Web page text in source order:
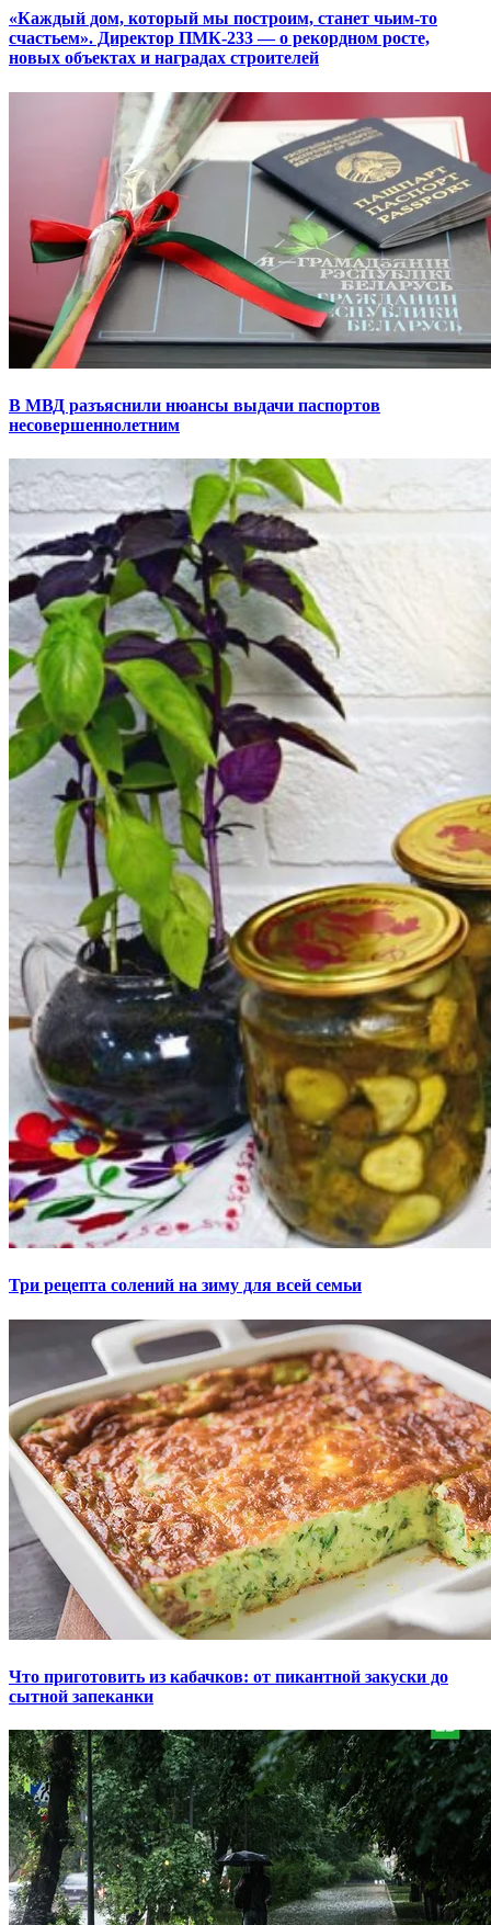
«Каждый дом, который мы построим, станет чьим-то
счастьем». Директор ПМК-233 — о рекордном росте,
новых объектах и наградах строителей
В МВД разъяснили нюансы выдачи паспортов
несовершеннолетним
Три рецепта солений на зиму для всей семьи
Что приготовить из кабачков: от пикантной закуски до
сытной запеканки